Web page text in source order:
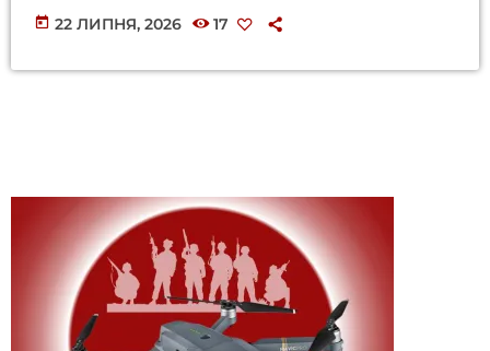
today 22 ЛИПНЯ, 2026 17